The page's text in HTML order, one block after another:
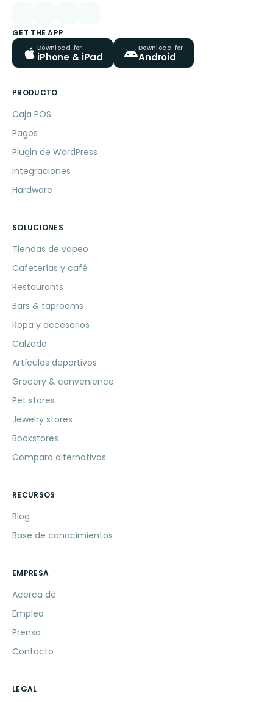
GET THE APP
Download for
iPhone & iPad
Download for
Android
PRODUCTO
Caja POS
Pagos
Plugin de WordPress
Integraciones
Hardware
SOLUCIONES
Tiendas de vapeo
Cafeterías y café
Restaurants
Bars & taprooms
Ropa y accesorios
Calzado
Artículos deportivos
Grocery & convenience
Pet stores
Jewelry stores
Bookstores
Compara alternativas
RECURSOS
Blog
Base de conocimientos
EMPRESA
Acerca de
Empleo
Prensa
Contacto
LEGAL